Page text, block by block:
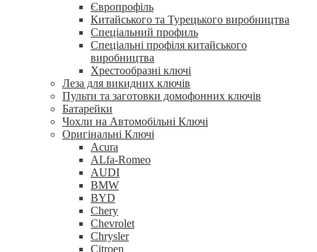
Європрофіль
Китайського та Турецького виробництва
Спеціальний профиль
Спеціальні профіля китайського
виробництва
Хрестообразні ключі
Леза для викидних ключів
Пульти та заготовки домофонних ключів
Батарейки
Чохли на Автомобільні Ключі
Оригінальні Ключі
Acura
ALfa-Romeo
AUDI
BMW
BYD
Chery
Chevrolet
Chrysler
Citroen